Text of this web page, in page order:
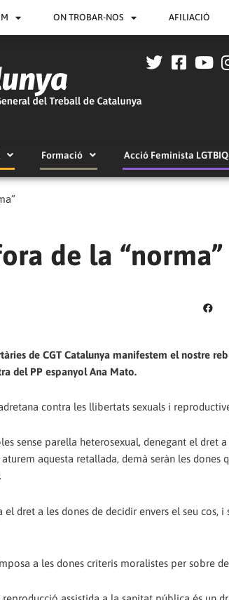
ON TROBAR-NOS AFILIACIÓ
Formació Acció Feminista
de la “norma”
de CGT Catalunya manifestem el nostre
del PP espanyol Ana Mato.
contra les llibertats sexuals i
sense parella heterosexual, denegant el dret
aquesta retallada, demà seràn les dones
dret a les dones de decidir envers el seu cos,
a les dones criteris moralistes per sobre